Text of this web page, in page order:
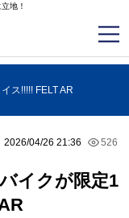
地！
ス!!!!! FELT AR
2026/04/26 21:36 526
イクが限定1